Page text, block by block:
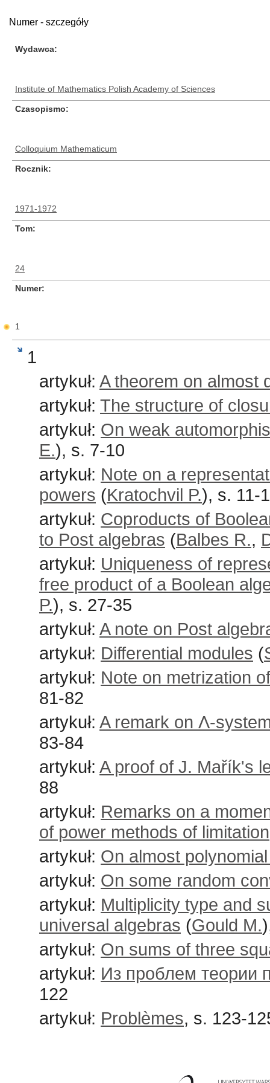
Numer - szczegóły
Wydawca
Institute of Mathematics Polish Academy of Sciences
Czasopismo
Colloquium Mathematicum
Rocznik
1971-1972
Tom
24
Numer
1
1
artykuł: A theorem on almost
artykuł: The structure of
artykuł: On weak
E.), s. 7-10
artykuł: Note on a
powers (Kratochvil P.), s. 11-
artykuł: Coproducts of
to Post algebras (Balbes R.,
artykuł: Uniqueness of
free product of a Boolean
P.), s. 27-35
artykuł: A note on Post
artykuł: Differential modules (
artykuł: Note on metrization
81-82
artykuł: A remark on Ʌ-
83-84
artykuł: A proof of J. Mařík's
88
artykuł: Remarks on a
of power methods of limitation
artykuł: On almost
artykuł: On some random
artykuł: Multiplicity type and
universal algebras (Gould M.
artykuł: On sums of three
artykuł: Из проблем теории
122
artykuł: Problèmes, s. 123-